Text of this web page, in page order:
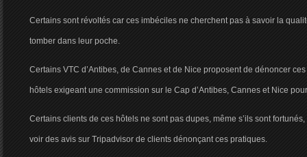
Certains sont révoltés car ces imbéciles ne cherchent pas à savoir la
tomber dans leur poche.
Certains VTC d’Antibes, de Cannes et de Nice proposent de dénoncer
hôtels exigeant une commission sur le Cap d’Antibes, Cannes et Nice
Certains clients de ces hôtels ne sont pas dupes, même s’ils sont
voir des avis sur Tripadvisor de clients dénonçant ces pratiques.